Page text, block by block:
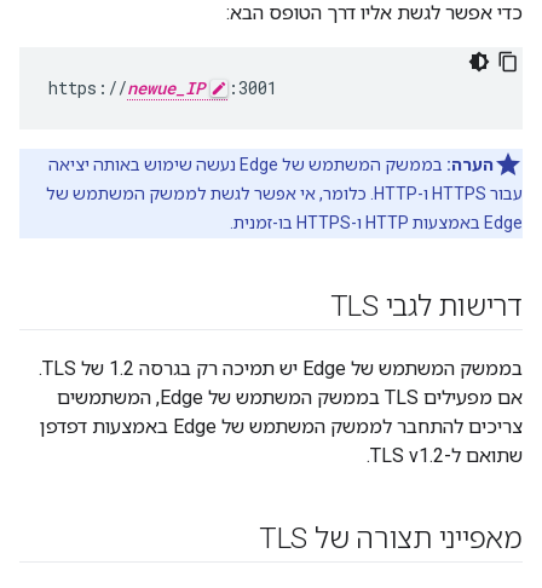
כדי אפשר לגשת אליו דרך הטופס הבא:
https://newue_IP :3001
הערה:
בממשק המשתמש של Edge נעשה שימוש באותה יציאה
עבור HTTPS ו-HTTP. כלומר, אי אפשר לגשת לממשק המשתמש של
Edge באמצעות HTTP ו-HTTPS בו-זמנית.
דרישות לגבי TLS
בממשק המשתמש של Edge יש תמיכה רק בגרסה 1.2 של TLS.
אם מפעילים TLS בממשק המשתמש של Edge, המשתמשים
צריכים להתחבר לממשק המשתמש של Edge באמצעות דפדפן
שתואם ל-TLS v1.2.
מאפייני תצורה של TLS